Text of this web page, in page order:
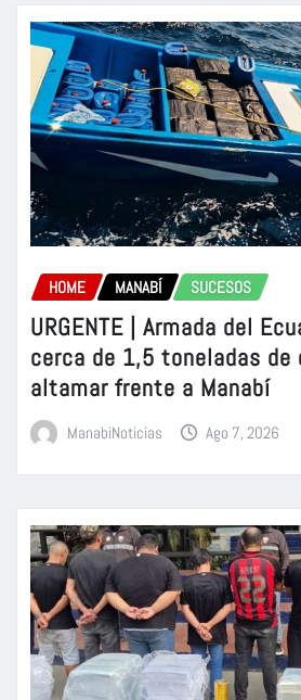
HOME MANABÍ SUCESOS
URGENTE | Armada del
cerca de 1,5 toneladas de
altamar frente a Manabí
ManabiNoticias Ago 7, 2026